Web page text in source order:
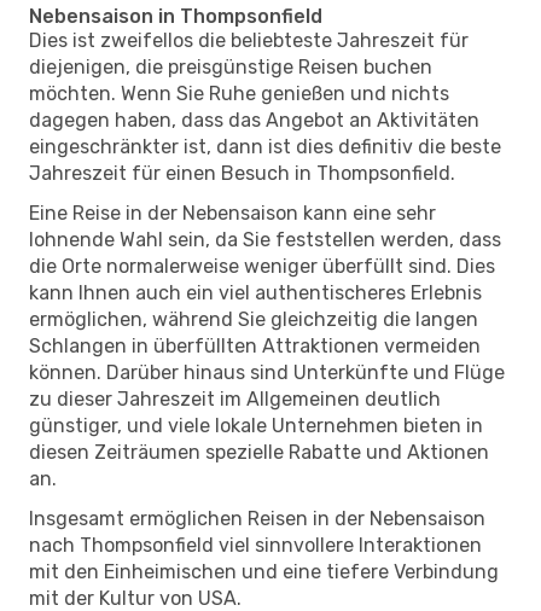
Nebensaison in Thompsonfield
Dies ist zweifellos die beliebteste Jahreszeit für
diejenigen, die preisgünstige Reisen buchen
möchten. Wenn Sie Ruhe genießen und nichts
dagegen haben, dass das Angebot an Aktivitäten
eingeschränkter ist, dann ist dies definitiv die beste
Jahreszeit für einen Besuch in Thompsonfield.
Eine Reise in der Nebensaison kann eine sehr
lohnende Wahl sein, da Sie feststellen werden, dass
die Orte normalerweise weniger überfüllt sind. Dies
kann Ihnen auch ein viel authentischeres Erlebnis
ermöglichen, während Sie gleichzeitig die langen
Schlangen in überfüllten Attraktionen vermeiden
können. Darüber hinaus sind Unterkünfte und Flüge
zu dieser Jahreszeit im Allgemeinen deutlich
günstiger, und viele lokale Unternehmen bieten in
diesen Zeiträumen spezielle Rabatte und Aktionen
an.
Insgesamt ermöglichen Reisen in der Nebensaison
nach Thompsonfield viel sinnvollere Interaktionen
mit den Einheimischen und eine tiefere Verbindung
mit der Kultur von USA.